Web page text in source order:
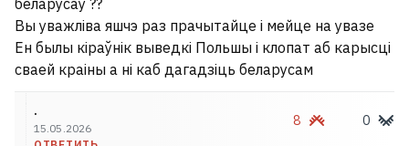
беларусаў ??
Вы уважліва яшчэ раз прачытайце і мейце на увазе
Ен былы кіраўнік выведкі Польшы і клопат аб карысці
сваей краіны а ні каб дагадзіць беларусам
.
15.05.2026
8 0